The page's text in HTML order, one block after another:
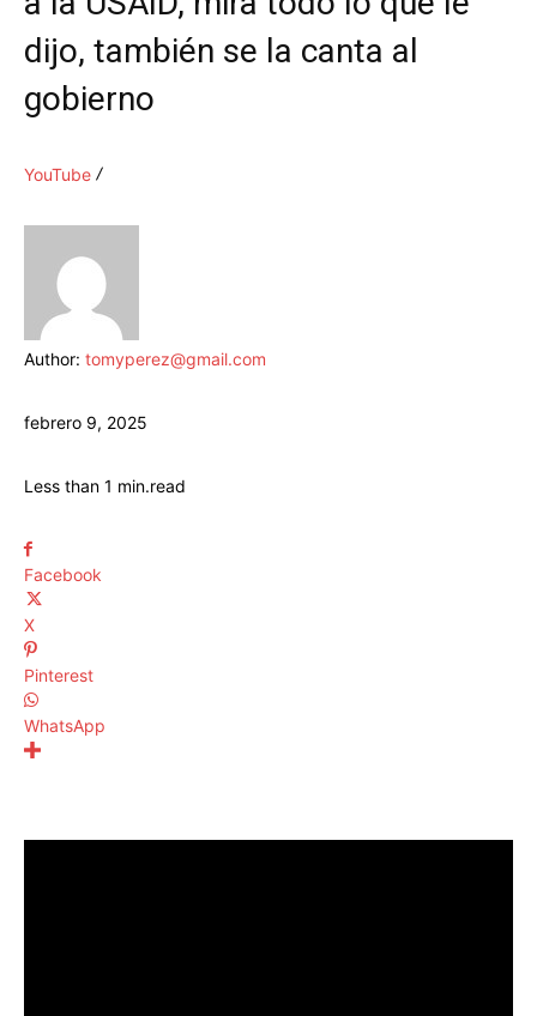
dijo, también se la canta al
gobierno
YouTube
Author: tomyperez@gmail.com
febrero 9, 2025
Less than 1 min.read
Facebook
X
Pinterest
WhatsApp